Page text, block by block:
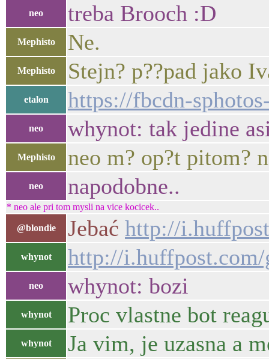
neo treba Brooch :D
Mephisto Ne.
Mephisto Stejn? p??pad jako
etalon https://fbcdn-
neo whynot: tak jedine
Mephisto neo m? op?t pitom?
neo napodobne..
* neo ale pri tom mysli na vice kocicek..
@blondie Jebać http://
whynot http://
neo whynot: bozi
whynot Proc vlastne bot
whynot Ja vim, je uzasna a